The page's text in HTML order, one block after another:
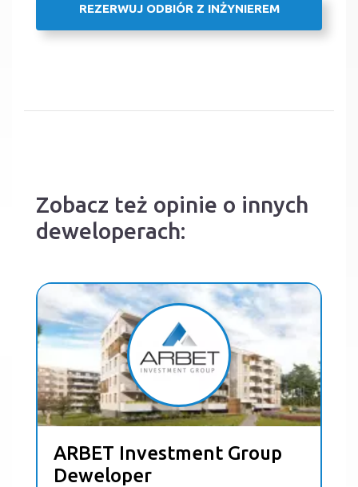
REZERWUJ ODBIÓR Z INŻYNIEREM
Zobacz też opinie o innych
deweloperach:
ARBET Investment Group
Deweloper